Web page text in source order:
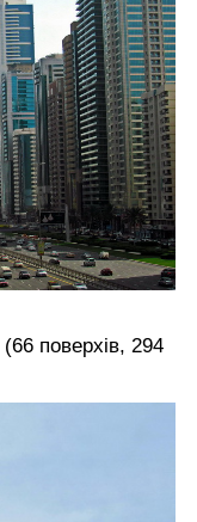
(66 поверхів, 294